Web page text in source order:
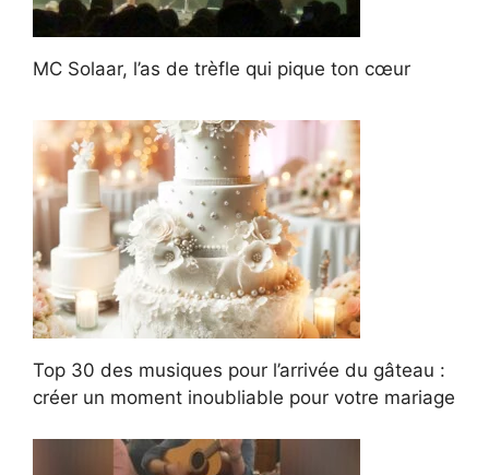
MC Solaar, l’as de trèfle qui pique ton cœur
Top 30 des musiques pour l’arrivée du gâteau :
créer un moment inoubliable pour votre mariage